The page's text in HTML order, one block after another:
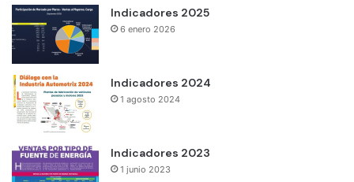
Indicadores 2025
6 enero 2026
Indicadores 2024
1 agosto 2024
Indicadores 2023
1 junio 2023